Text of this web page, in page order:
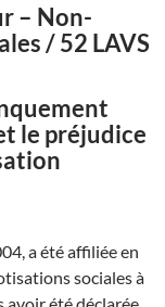
– Non-
/ 52 LAVS
le préjudice
a été affiliée en
sociales à
avoir été déclarée